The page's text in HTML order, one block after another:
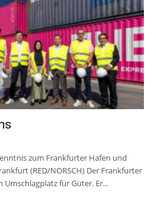
zum Frankfurter Hafen und
(RED/NORSCH) Der Frankfurter
für Güter. Er...